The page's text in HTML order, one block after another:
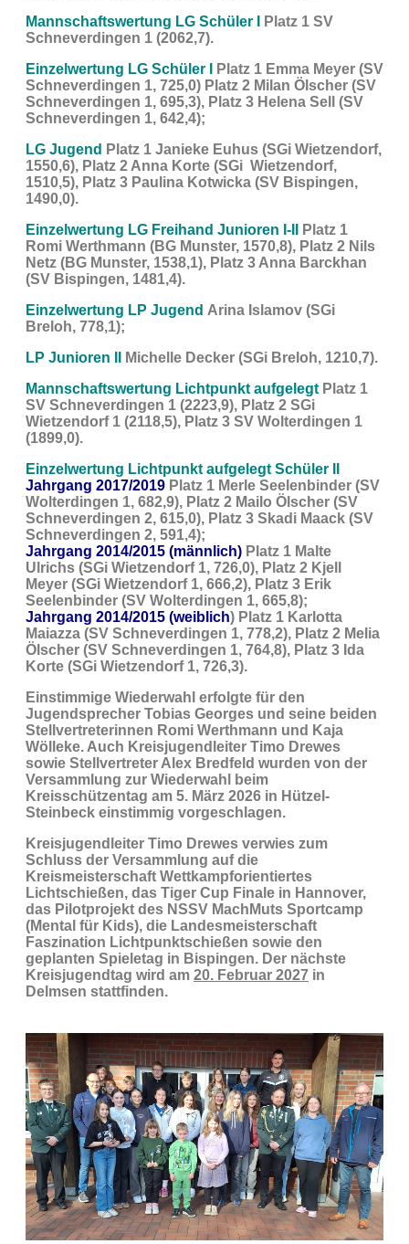
Mannschaftswertung LG Schüler I
Platz 1 SV
Schneverdingen 1 (2062,7).
Einzelwertung LG Schüler I
Platz 1 Emma Meyer (SV
Schneverdingen 1, 725,0) Platz 2 Milan Ölscher (SV
Schneverdingen 1, 695,3), Platz 3 Helena Sell (SV
Schneverdingen 1, 642,4);
LG Jugend Platz 1 Janieke Euhus (SGi Wietzendorf,
1550,6), Platz 2 Anna Korte (SGi Wietzendorf,
1510,5), Platz 3 Paulina Kotwicka (SV Bispingen,
1490,0).
Einzelwertung LG Freihand Junioren I-II
Platz 1
Romi Werthmann (BG Munster, 1570,8), Platz 2 Nils
Netz (BG Munster, 1538,1), Platz 3 Anna Barckhan
(SV Bispingen, 1481,4).
Einzelwertung LP Jugend Arina Islamov (SGi
Breloh, 778,1);
LP Junioren II
Michelle Decker (SGi Breloh, 1210,7).
Mannschaftswertung Lichtpunkt aufgelegt Platz 1
SV Schneverdingen 1 (2223,9), Platz 2 SGi
Wietzendorf 1 (2118,5), Platz 3 SV Wolterdingen 1
(1899,0).
Einzelwertung Lichtpunkt aufgelegt Schüler II
Jahrgang 2017/2019 Platz 1 Merle Seelenbinder (SV
Wolterdingen 1, 682,9), Platz 2 Mailo Ölscher (SV
Schneverdingen 2, 615,0), Platz 3 Skadi Maack (SV
Schneverdingen 2, 591,4);
Jahrgang 2014/2015 (männlich) Platz 1 Malte
Ulrichs (SGi Wietzendorf 1, 726,0), Platz 2 Kjell
Meyer (SGi Wietzendorf 1, 666,2), Platz 3 Erik
Seelenbinder (SV Wolterdingen 1, 665,8);
Jahrgang 2014/2015 (weiblich) Platz 1 Karlotta
Maiazza (SV Schneverdingen 1, 778,2), Platz 2 Melia
Ölscher (SV Schneverdingen 1, 764,8), Platz 3 Ida
Korte (SGi Wietzendorf 1, 726,3).
Einstimmige Wiederwahl erfolgte für den
Jugendsprecher Tobias Georges und seine beiden
Stellvertreterinnen Romi Werthmann und Kaja
Wölleke. Auch Kreisjugendleiter Timo Drewes
sowie Stellvertreter Alex Bredfeld wurden von der
Versammlung zur Wiederwahl beim
Kreisschützentag am 5. März 2026 in Hützel-
Steinbeck einstimmig vorgeschlagen.
Kreisjugendleiter Timo Drewes verwies zum
Schluss der Versammlung auf die
Kreismeisterschaft Wettkampforientiertes
Lichtschießen, das Tiger Cup Finale in Hannover,
das Pilotprojekt des NSSV MachMuts Sportcamp
(Mental für Kids), die Landesmeisterschaft
Faszination Lichtpunktschießen sowie den
geplanten Spieletag in Bispingen. Der nächste
Kreisjugendtag wird am 20. Februar 2027 in
Delmsen stattfinden.